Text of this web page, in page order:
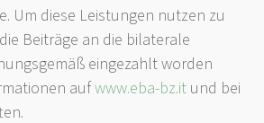
Um diese Leistungen nutzen zu
Beiträge an die bilaterale
eingezahlt worden
aufwww.eba-bz.it und bei